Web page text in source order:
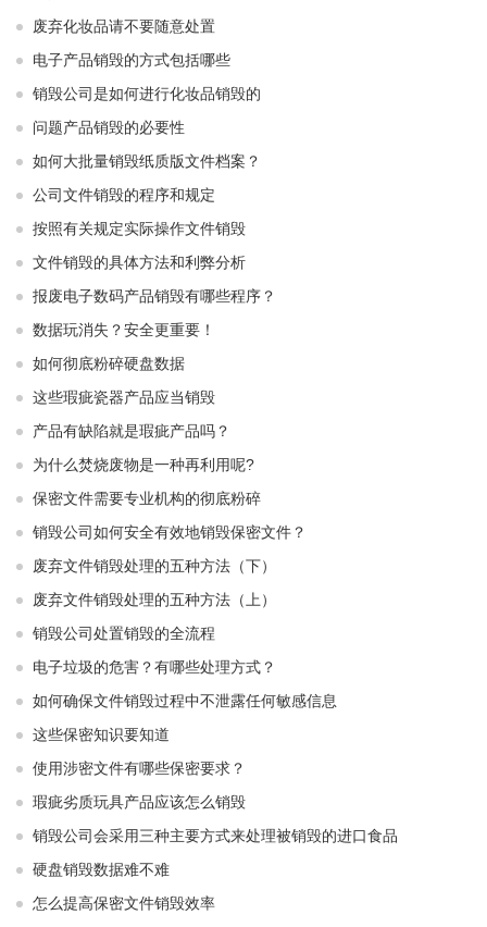
废弃化妆品请不要随意处置
电子产品销毁的方式包括哪些
销毁公司是如何进行化妆品销毁的
问题产品销毁的必要性
如何大批量销毁纸质版文件档案？
公司文件销毁的程序和规定
按照有关规定实际操作文件销毁
文件销毁的具体方法和利弊分析
报废电子数码产品销毁有哪些程序？
数据玩消失？安全更重要！
如何彻底粉碎硬盘数据
这些瑕疵瓷器产品应当销毁
产品有缺陷就是瑕疵产品吗？
为什么焚烧废物是一种再利用呢?
保密文件需要专业机构的彻底粉碎
销毁公司如何安全有效地销毁保密文件？
废弃文件销毁处理的五种方法（下）
废弃文件销毁处理的五种方法（上）
销毁公司处置销毁的全流程
电子垃圾的危害？有哪些处理方式？
如何确保文件销毁过程中不泄露任何敏感信息
这些保密知识要知道
使用涉密文件有哪些保密要求？
瑕疵劣质玩具产品应该怎么销毁
销毁公司会采用三种主要方式来处理被销毁的进口食品
硬盘销毁数据难不难
怎么提高保密文件销毁效率